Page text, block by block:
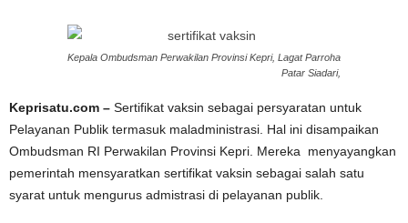
Kepala Ombudsman Perwakilan Provinsi Kepri, Lagat Parroha
Patar Siadari,
Keprisatu.com – Sertifikat vaksin sebagai persyaratan untuk
Pelayanan Publik termasuk maladministrasi. Hal ini disampaikan
Ombudsman RI Perwakilan Provinsi Kepri. Mereka menyayangkan
pemerintah mensyaratkan sertifikat vaksin sebagai salah satu
syarat untuk mengurus admistrasi di pelayanan publik.